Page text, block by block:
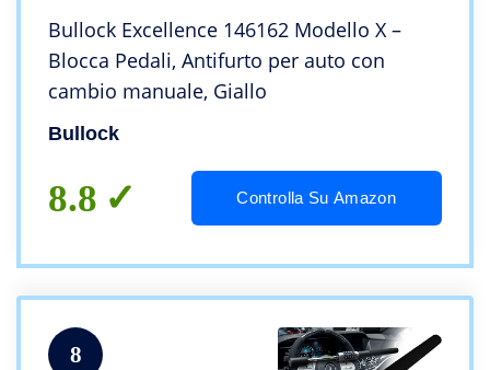
Bullock Excellence 146162 Modello X –
Blocca Pedali, Antifurto per auto con
cambio manuale, Giallo
Bullock
8.8 Controlla Su Amazon
8